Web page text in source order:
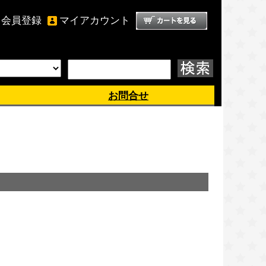
マイアカウント
会員登録
お問合せ